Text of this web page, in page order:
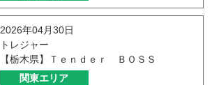
2026年04月30日
トレジャー
【栃木県】Ｔｅｎｄｅｒ ＢＯＳＳ
関東エリア